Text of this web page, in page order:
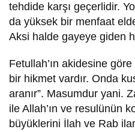
tehdide karşı geçerlidir.
da yüksek bir menfaat
Aksi halde gayeye giden
Fetullah’ın akidesine göre
bir hikmet vardır. Onda
aranır”. Masumdur yani.
ile Allah’ın ve resulünün
büyüklerini İlah ve Rab